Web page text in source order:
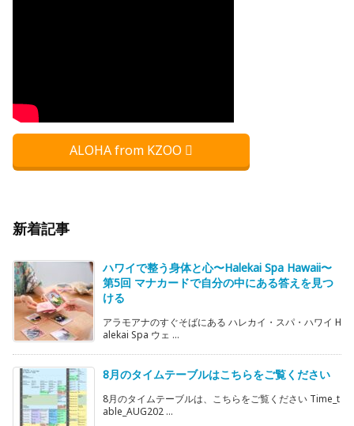
ALOHA from KZOO
新着記事
ハワイで整う身体と心〜Halekai Spa Hawaii〜
第5回 マナカードで自分の中にある答えを見つ
ける
アラモアナのすぐそばにある ハレカイ・スパ・ハワイ H
alekai Spa ウェ ...
8月のタイムテーブルはこちらをご覧ください
8月のタイムテーブルは、こちらをご覧ください Time_t
able_AUG202 ...